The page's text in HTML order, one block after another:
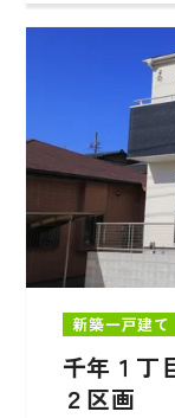
新築一戸建て
千年１丁
２区画